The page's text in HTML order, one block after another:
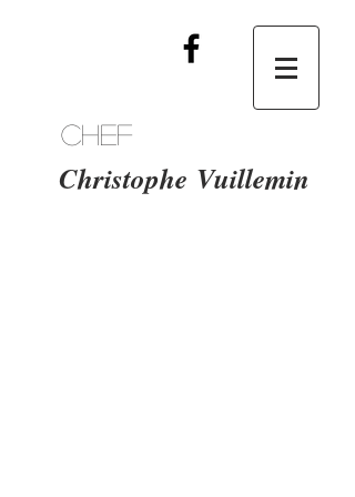
Chef
Christophe Vuillemin